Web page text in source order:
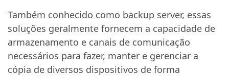
Também conhecido como backup server, essas
soluções geralmente fornecem a capacidade de
armazenamento e canais de comunicação
necessários para fazer, manter e gerenciar a
cópia de diversos dispositivos de forma